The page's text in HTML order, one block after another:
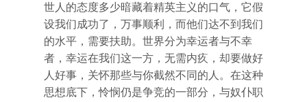
世人的态度多少暗藏着精英主义的口气，它假
设我们成功了，万事顺利，而他们达不到我们
的水平，需要扶助。世界分为幸运者与不幸
者，幸运在我们这一方，无需内疚，却要做好
人好事，关怀那些与你截然不同的人。在这种
思想底下，怜悯仍是争竞的一部分，与奴仆职